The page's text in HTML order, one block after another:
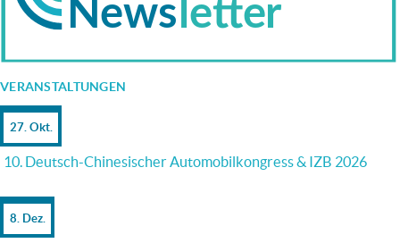
VERANSTALTUNGEN
27. Okt.
10. Deutsch-Chinesischer Automobilkongress & IZB 2026
8. Dez.